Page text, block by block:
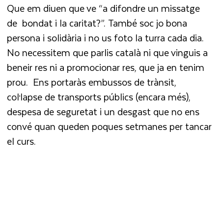
Que em diuen que ve “a difondre un missatge
de bondat i la caritat?”. També soc jo bona
persona i solidària i no us foto la turra cada dia.
No necessitem que parlis català ni que vinguis a
beneir res ni a promocionar res, que ja en tenim
prou. Ens portaràs embussos de trànsit,
col·lapse de transports públics (encara més),
despesa de seguretat i un desgast que no ens
convé quan queden poques setmanes per tancar
el curs.